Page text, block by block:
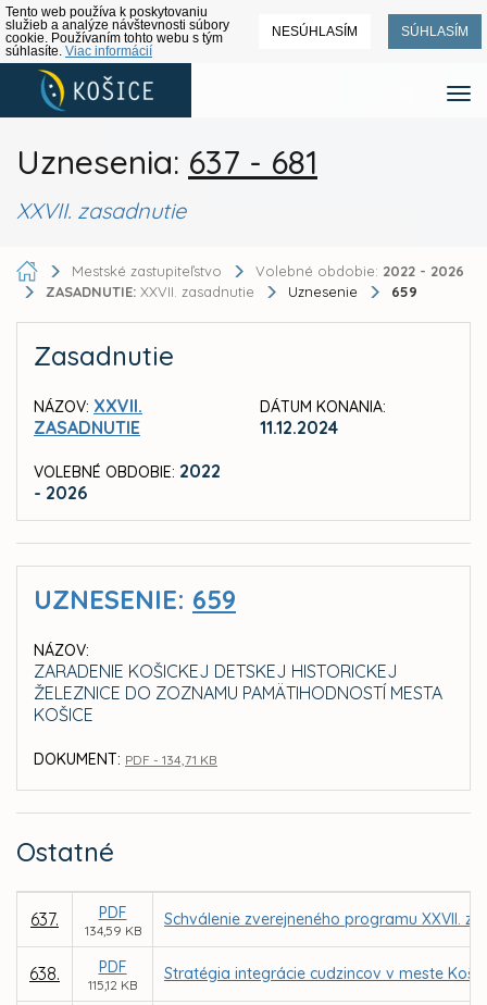
Tento web používa k poskytovaniu
služieb a analýze návštevnosti súbory
cookie. Používaním tohto webu s tým
súhlasíte. Viac informácií
NESÚHLASÍM SÚHLASÍM
Uznesenia: 637 - 681
XXVII. zasadnutie
Mestské zastupiteľstvo Volebné obdobie: 2022 - 2026
ZASADNUTIE: XXVII. zasadnutie Uznesenie 659
Zasadnutie
NÁZOV: XXVII.
ZASADNUTIE
VOLEBNÉ OBDOBIE: 2022
- 2026
DÁTUM KONANIA:
11.12.2024
UZNESENIE: 659
NÁZOV:
ZARADENIE KOŠICKEJ DETSKEJ HISTORICKEJ
ŽELEZNICE DO ZOZNAMU PAMÄTIHODNOSTÍ MESTA
KOŠICE
DOKUMENT: PDF - 134,71 KB
Ostatné
637. PDF
134,59 KB
Schválenie zverejneného programu XXVII.
638. PDF
115,12 KB
Stratégia integrácie cudzincov v meste